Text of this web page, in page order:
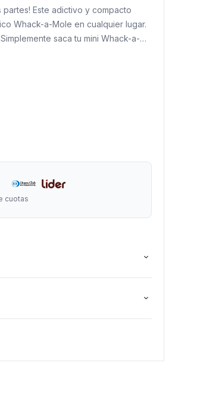
Este adictivo y compacto
Whack-a-Mole en cualquier lugar.
saca tu mini Whack-a-
para liberar tensiones y añadir
de espera o simplemente para
topos en cualquier momento y
ancho.
cuotas